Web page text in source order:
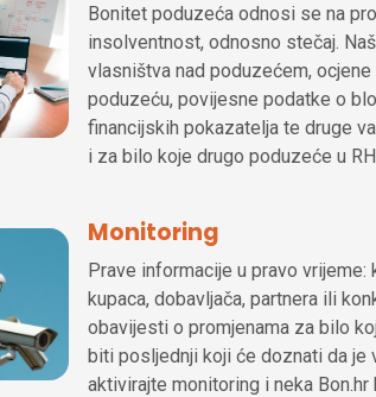
Bonitet poduzeća odnosi se na
insolventnost, odnosno stečaj.
vlasništva nad poduzećem,
poduzeću, povijesne podatke o
financijskih pokazatelja te druge
i za bilo koje drugo poduzeće u
Monitoring
Prave informacije u pravo
kupaca, dobavljača, partnera ili
obavijesti o promjenama za bilo
biti posljednji koji će doznati da je
aktivirajte monitoring i neka Bon.hr